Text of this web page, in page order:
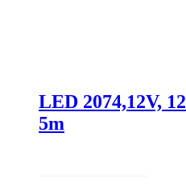
LED 2074,12V,
5m